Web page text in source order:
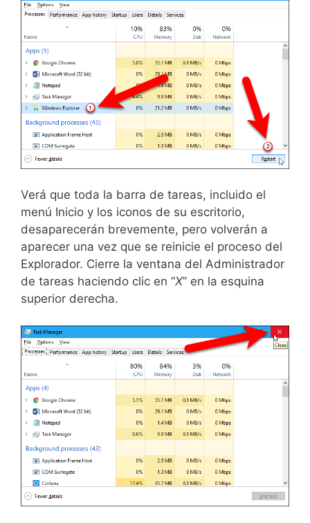
Verá que toda la barra de tareas, incluido el
menú Inicio y los iconos de su escritorio,
desaparecerán brevemente, pero volverán a
aparecer una vez que se reinicie el proceso del
Explorador. Cierre la ventana del Administrador
de tareas haciendo clic en “X” en la esquina
superior derecha.